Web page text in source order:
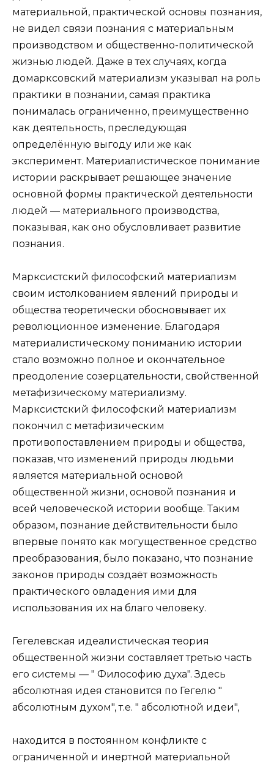
материальной, практической основы познания,
не видел связи познания с материальным
производством и общественно-политической
жизнью людей. Даже в тех случаях, когда
домарксовский материализм указывал на роль
практики в познании, самая практика
понималась ограниченно, преимущественно
как деятельность, преследующая
определённую выгоду или же как
эксперимент. Материалистическое понимание
истории раскрывает решающее значение
основной формы практической деятельности
людей — материального производства,
показывая, как оно обусловливает развитие
познания.
Марксистский философский материализм
своим истолкованием явлений природы и
общества теоретически обосновывает их
революционное изменение. Благодаря
материалистическому пониманию истории
стало возможно полное и окончательное
преодоление созерцательности, свойственной
метафизическому материализму.
Марксистский философский материализм
покончил с метафизическим
противопоставлением природы и общества,
показав, что изменений природы людьми
является материальной основой
общественной жизни, основой познания и
всей человеческой истории вообще. Таким
образом, познание действительности было
впервые понято как могущественное средство
преобразования, было показано, что познание
законов природы создаёт возможность
практического овладения ими для
использования их на благо человеку.
Гегелевская идеалистическая теория
общественной жизни составляет третью часть
его системы — " Философию духа". Здесь
абсолютная идея становится по Гегелю "
абсолютным духом", т.е. " абсолютной идеи",
находится в постоянном конфликте с
ограниченной и инертной материальной